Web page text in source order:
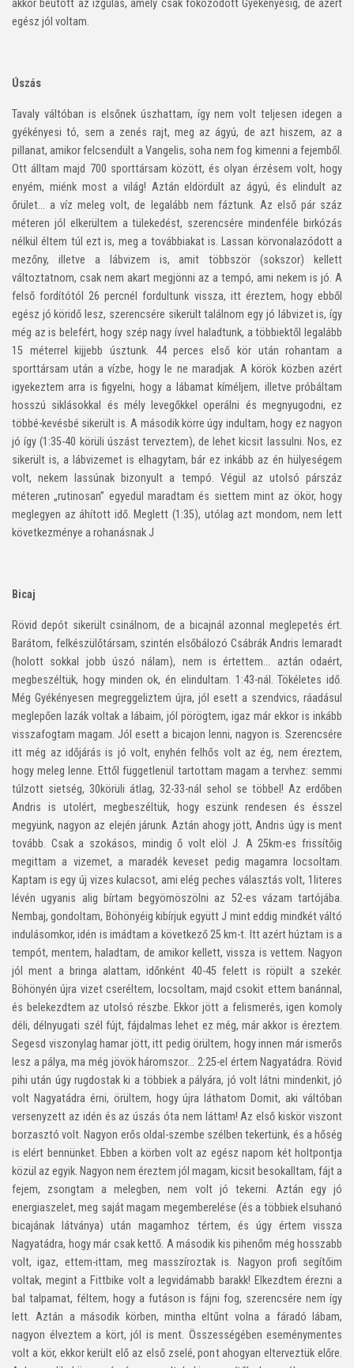
akkor beütött az izgulás, amely csak fokozódott Gyékényesig, de azért
egész jól voltam.
Úszás
Tavaly váltóban is elsőnek úszhattam, így nem volt teljesen idegen a
gyékényesi tó, sem a zenés rajt, meg az ágyú, de azt hiszem, az a
pillanat, amikor felcsendült a Vangelis, soha nem fog kimenni a fejemből.
Ott álltam majd 700 sporttársam között, és olyan érzésem volt, hogy
enyém, miénk most a világ! Aztán eldördült az ágyú, és elindult az
őrület… a víz meleg volt, de legalább nem fáztunk. Az első pár száz
méteren jól elkerültem a tülekedést, szerencsére mindenféle birkózás
nélkül éltem túl ezt is, meg a továbbiakat is. Lassan körvonalazódott a
mezőny, illetve a lábvizem is, amit többször (sokszor) kellett
változtatnom, csak nem akart megjönni az a tempó, ami nekem is jó. A
felső fordítótól 26 percnél fordultunk vissza, itt éreztem, hogy ebből
egész jó köridő lesz, szerencsére sikerült találnom egy jó lábvizet is, így
még az is belefért, hogy szép nagy ívvel haladtunk, a többiektől legalább
15 méterrel kijjebb úsztunk. 44 perces első kör után rohantam a
sporttársam után a vízbe, hogy le ne maradjak. A körök közben azért
igyekeztem arra is figyelni, hogy a lábamat kíméljem, illetve próbáltam
hosszú siklásokkal és mély levegőkkel operálni és megnyugodni, ez
többé-kevésbé sikerült is. A második körre úgy indultam, hogy ez nagyon
jó így (1:35-40 körüli úszást terveztem), de lehet kicsit lassulni. Nos, ez
sikerült is, a lábvizemet is elhagytam, bár ez inkább az én hülyeségem
volt, nekem lassúnak bizonyult a tempó. Végül az utolsó párszáz
méteren „rutinosan” egyedül maradtam és siettem mint az ökör, hogy
meglegyen az áhított idő. Meglett (1:35), utólag azt mondom, nem lett
következménye a rohanásnak J
Bicaj
Rövid depót sikerült csinálnom, de a bicajnál azonnal meglepetés ért.
Barátom, felkészülőtársam, szintén elsőbálozó Csábrák Andris lemaradt
(holott sokkal jobb úszó nálam), nem is értettem… aztán odaért,
megbeszéltük, hogy minden ok, én elindultam. 1:43-nál. Tökéletes idő.
Még Gyékényesen megreggeliztem újra, jól esett a szendvics, ráadásul
meglepően lazák voltak a lábaim, jól pörögtem, igaz már ekkor is inkább
visszafogtam magam. Jól esett a bicajon lenni, nagyon is. Szerencsére
itt még az időjárás is jó volt, enyhén felhős volt az ég, nem éreztem,
hogy meleg lenne. Ettől függetlenül tartottam magam a tervhez: semmi
túlzott sietség, 30körüli átlag, 32-33-nál sehol se többel! Az erdőben
Andris is utolért, megbeszéltük, hogy eszünk rendesen és ésszel
megyünk, nagyon az elején járunk. Aztán ahogy jött, Andris úgy is ment
tovább. Csak a szokásos, mindig ő volt elöl J. A 25km-es frissítőig
megittam a vizemet, a maradék keveset pedig magamra locsoltam.
Kaptam is egy új vizes kulacsot, ami elég peches választás volt, 1literes
lévén ugyanis alig bírtam begyömöszölni az 52-es vázam tartójába.
Nembaj, gondoltam, Böhönyéig kibírjuk együtt J mint eddig mindkét váltó
indulásomkor, idén is imádtam a következő 25 km-t. Itt azért húztam is a
tempót, mentem, haladtam, de amikor kellett, vissza is vettem. Nagyon
jól ment a bringa alattam, időnként 40-45 felett is röpült a szekér.
Böhönyén újra vizet cseréltem, locsoltam, majd csokit ettem banánnal,
és belekezdtem az utolsó részbe. Ekkor jött a felismerés, igen komoly
déli, délnyugati szél fújt, fájdalmas lehet ez még, már akkor is éreztem.
Segesd viszonylag hamar jött, itt pedig örültem, hogy innen már ismerős
lesz a pálya, ma még jövök háromszor… 2:25-el értem Nagyatádra. Rövid
pihi után úgy rugdostak ki a többiek a pályára, jó volt látni mindenkit, jó
volt Nagyatádra érni, örültem, hogy újra láthatom Domit, aki váltóban
versenyzett az idén és az úszás óta nem láttam! Az első kiskör viszont
borzasztó volt. Nagyon erős oldal-szembe szélben tekertünk, és a hőség
is elért bennünket. Ebben a körben volt az egész napom két holtpontja
közül az egyik. Nagyon nem éreztem jól magam, kicsit besokalltam, fájt a
fejem, zsongtam a melegben, nem volt jó tekerni. Aztán egy jó
energiaszelet, meg saját magam megemberelése (és a többiek elsuhanó
bicajának látványa) után magamhoz tértem, és úgy értem vissza
Nagyatádra, hogy már csak kettő. A második kis pihenőm még hosszabb
volt, igaz, ettem-ittam, meg masszíroztak is. Nagyon profi segítőim
voltak, megint a Fittbike volt a legvidámabb barakk! Elkezdtem érezni a
bal talpamat, féltem, hogy a futáson is fájni fog, szerencsére nem így
lett. Aztán a második körben, mintha eltűnt volna a fáradó lábam,
nagyon élveztem a kört, jól is ment. Összességében eseménymentes
volt a kör, ekkor került elő az első zselé, pont ahogyan elterveztük előre.